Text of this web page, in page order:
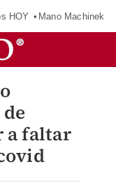
HOY Mano Machinek
a faltar